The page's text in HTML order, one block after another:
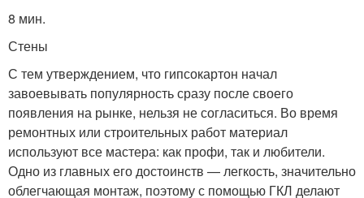
8 мин.
Стены
С тем утверждением, что гипсокартон начал
завоевывать популярность сразу после своего
появления на рынке, нельзя не согласиться. Во время
ремонтных или строительных работ материал
используют все мастера: как профи, так и любители.
Одно из главных его достоинств — легкость, значительно
облегчающая монтаж, поэтому с помощью ГКЛ делают